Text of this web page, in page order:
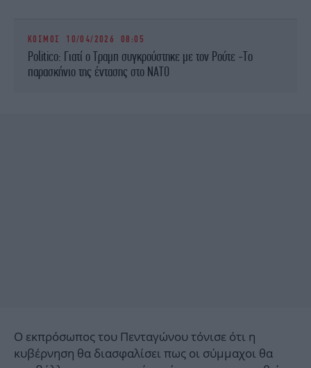
ΚΟΣΜΟΣ 10/04/2026 08:05
Politico: Γιατί ο Τραμπ συγκρούστηκε με τον Ρούτε -Το
παρασκήνιο της έντασης στο ΝΑΤΟ
Ο εκπρόσωπος του Πενταγώνου τόνισε ότι η
κυβέρνηση θα διασφαλίσει πως οι σύμμαχοι θα